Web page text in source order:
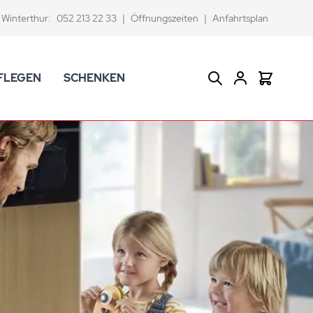
Winterthur: 052 213 22 33 | Öffnungszeiten | Anfahrtsplan
becher
-sprudler
Badaccessoires
und -spender
und Ersatzbürsten
Badezimmer-Artikel
SCHENKEN
Geschenkkörbe
Suche